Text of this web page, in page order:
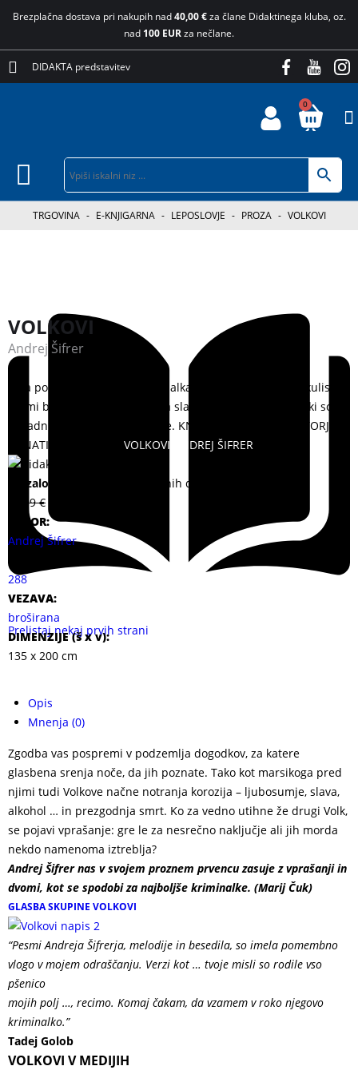
Brezplačna dostava pri nakupih nad40,00 €za člane Didaktinega kluba, oz.
nad 100 EURza nečlane.
DIDAKTA predstavitev
0
TRGOVINA - E-KNJIGARNA - LEPOSLOVJE - PROZA - VOLKOVI
Prelistaj nekaj prvih strani
VOLKOVI
Andrej Šifrer
Prva pop rock glasbena kriminalka, ki vas pelje v svet zakulisja z
vsemi bleščicami, ki jih ponuja slava, in temnimi platmi, ki so
navadnim smrtnikom neznane. KNJIGA S PODPISOM AVTORJA!
PONATIS USPEŠNICE. VOLKOVI ANDREJ ŠIFRER
Na zalogi
Dostavimo v 2 delovnih dneh.
19,99€
AVTOR:
Andrej Šifrer
ŠTEVILO STRANI:
288
VEZAVA:
broširana
DIMENZIJE (š x v):
135 x 200 cm
Opis
Mnenja (0)
Zgodba vas pospremi v podzemlja dogodkov, za katere
glasbena srenja noče, da jih poznate. Tako kot marsikoga pred
njimi tudi Volkove načne notranja korozija – ljubosumje, slava,
alkohol … in prezgodnja smrt. Ko za vedno utihne že drugi Volk,
se pojavi vprašanje: gre le za nesrečno naključje ali jih morda
nekdo namenoma iztreblja?
Andrej Šifrer nas v svojem proznem prvencu zasuje z vprašanji in
dvomi, kot se spodobi za najboljše kriminalke. (Marij Čuk)
GLASBA SKUPINE VOLKOVI
“Pesmi Andreja Šifrerja, melodije in besedila, so imela pomembno
vlogo v mojem odraščanju. Verzi kot … tvoje misli so rodile vso
pšenico
mojih polj …, recimo. Komaj čakam, da vzamem v roko njegovo
kriminalko.”
Tadej Golob
VOLKOVI V MEDIJIH